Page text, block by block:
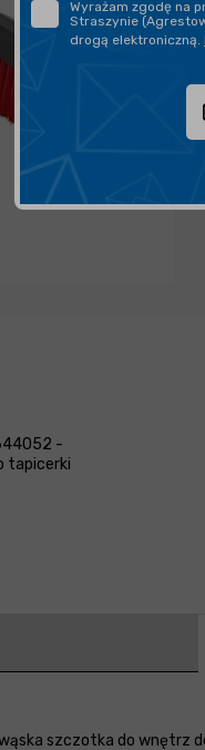
-
tapicerki
szczotka do wnętrz
Wyrażam zgodę na
Straszynie
drogą elektroniczną.